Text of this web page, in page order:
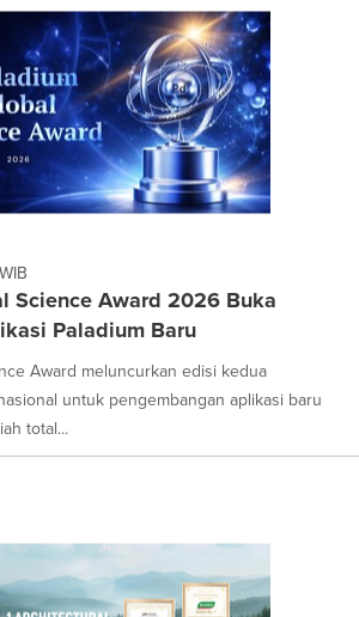
Science Award 2026 Buka
Paladium Baru
Award meluncurkan edisi kedua
untuk pengembangan aplikasi baru
total...